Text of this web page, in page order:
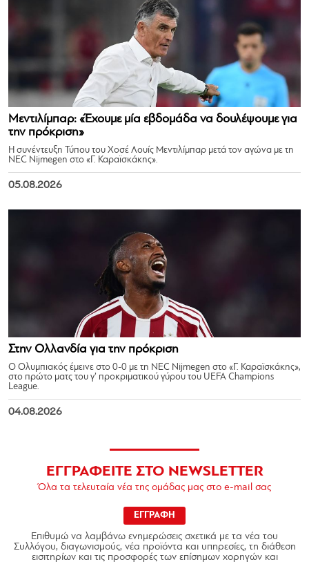
Μεντιλίμπαρ: «Έχουμε μία εβδομάδα να δουλέψουμε για
την πρόκριση»
Η συνέντευξη Τύπου του Χοσέ Λουίς Μεντιλίμπαρ μετά τον αγώνα με τη
NEC Nijmegen στο «Γ. Καραϊσκάκης».
05.08.2026
Στην Ολλανδία για την πρόκριση
Ο Ολυμπιακός έμεινε στο 0-0 με τη NEC Nijmegen στο «Γ. Καραϊσκάκης»,
στο πρώτο ματς του γ’ προκριματικού γύρου του UEFA Champions
League.
04.08.2026
ΕΓΓΡΑΦΕΙΤΕ ΣΤΟ NEWSLETTER
Όλα τα τελευταία νέα της ομάδας μας στο e-mail σας
ΕΓΓΡΑΦΗ
Επιθυμώ να λαμβάνω ενημερώσεις σχετικά με τα νέα του
Συλλόγου, διαγωνισμούς, νέα προϊόντα και υπηρεσίες, τη διάθεση
εισιτηρίων και τις προσφορές των επίσημων χορηγών και